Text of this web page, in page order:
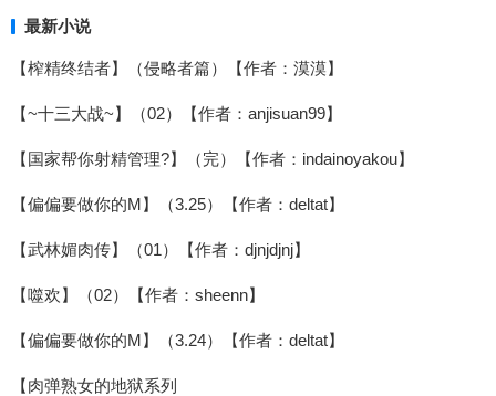
最新小说
【榨精终结者】（侵略者篇）【作者：漠漠】
【~十三大战~】（02）【作者：anjisuan99】
【国家帮你射精管理?】（完）【作者：indainoyakou】
【偏偏要做你的M】（3.25）【作者：deltat】
【武林媚肉传】（01）【作者：djnjdjnj】
【噬欢】（02）【作者：sheenn】
【偏偏要做你的M】（3.24）【作者：deltat】
【肉弹熟女的地狱系列